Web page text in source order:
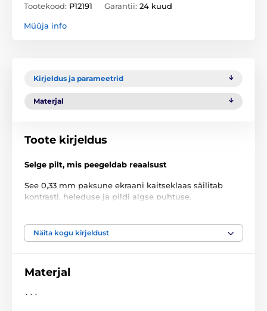
Tootekood: P12191 Garantii: 24 kuud
Müüja info
Kirjeldus ja parameetrid
Materjal
Toote kirjeldus
Selge pilt, mis peegeldab reaalsust
See 0,33 mm paksune ekraani kaitseklaas säilitab
kontrasti, heleduse ja pildi algse puhtuse.
tagab puhta, kergesti hooldatava välimuse.
Näita kogu kirjeldust
Materjal
```